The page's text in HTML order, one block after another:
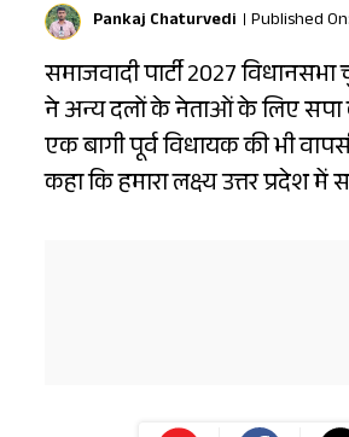
Pankaj Chaturvedi Published
समाजवादी पार्टी 2027
ने अन्य दलों के नेताओं के लिए सपा
एक बागी पूर्व विधायक की भी
कहा कि हमारा लक्ष्य उत्तर प्रदेश